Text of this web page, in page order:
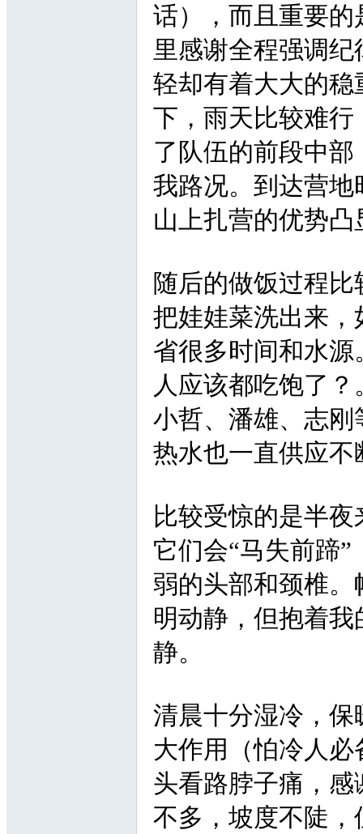
话），而且重要
里感谢全程强调
轻却有着大大的
下，雨天比较难
了队伍的前段中
我路况。到达营
山上扎营的优势凸
随后的做饭过程
把娃娃菜洗出来
省很多时间和水
人应该都吃饱了
小哲、潘雄、志
热水也一直供应
比较受惊的是半
它们会“马失前蹄
弱的头部和颈椎
明动静，但抱着
静。
清晨十分湿冷，
大作用（怕冷人
头看路脖子痛，
不多，坡度不陡